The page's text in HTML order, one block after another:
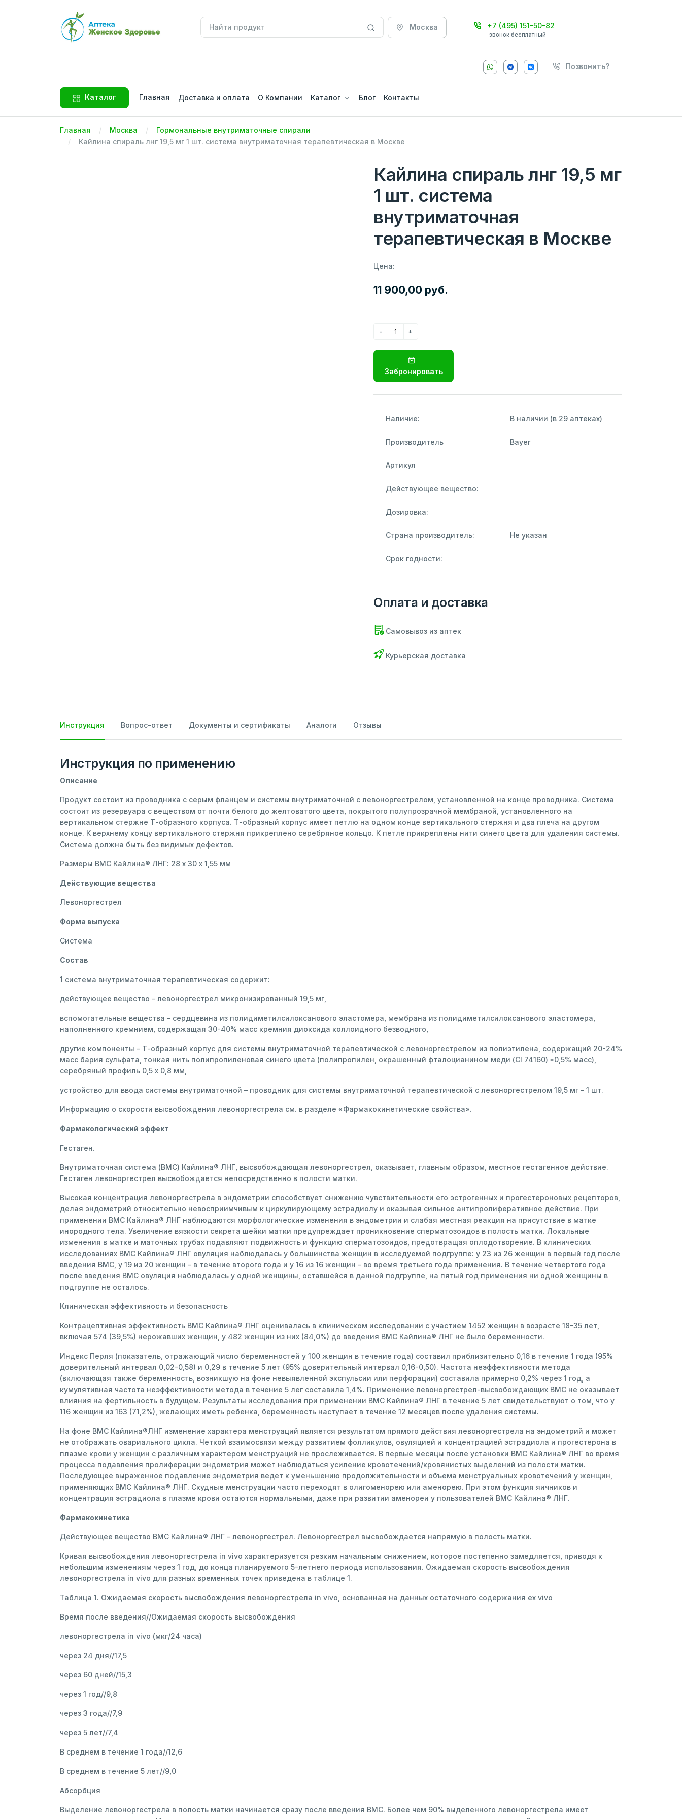
Москва +7 (495) 151-50-82
звонок бесплатный
Позвонить?
Каталог Главная Доставка и оплата О Компании Каталог Блог Контакты
Главная Москва
Гормональные внутриматочные спирали
Кайлина спираль лнг 19,5 мг 1 шт. система внутриматочная терапевтическая в Москве
Кайлина спираль лнг 19,5 мг
1 шт. система
внутриматочная
терапевтическая в Москве
Цена:
11 900,00 руб.
Забронировать
Наличие: В наличии (в 29 аптеках)
Производитель Bayer
Артикул
Действующее вещество:
Дозировка:
Страна производитель: Не указан
Срок годности:
Оплата и доставка
Самовывоз из аптек
Курьерская доставка
Инструкция Вопрос-ответ Документы и сертификаты Аналоги Отзывы
Инструкция по применению
Описание
Продукт состоит из проводника с серым фланцем и системы внутриматочной с левоноргестрелом, установленной на конце проводника. Система
состоит из резервуара с веществом от почти белого до желтоватого цвета, покрытого полупрозрачной мембраной, установленного на
вертикальном стержне Т-образного корпуса. Т-образный корпус имеет петлю на одном конце вертикального стержня и два плеча на другом
конце. К верхнему концу вертикального стержня прикреплено серебряное кольцо. К петле прикреплены нити синего цвета для удаления системы.
Система должна быть без видимых дефектов.
Размеры ВМС Кайлина® ЛНГ: 28 х 30 х 1,55 мм
Действующие вещества
Левоноргестрел
Форма выпуска
Система
Состав
1 система внутриматочная терапевтическая содержит:
действующее вещество – левоноргестрел микронизированный 19,5 мг,
вспомогательные вещества – сердцевина из полидиметилсилоксанового эластомера, мембрана из полидиметилсилоксанового эластомера,
наполненного кремнием, содержащая 30-40% масс кремния диоксида коллоидного безводного,
другие компоненты – Т-образный корпус для системы внутриматочной терапевтической с левоноргестрелом из полиэтилена, содержащий 20-24%
масс бария сульфата, тонкая нить полипропиленовая синего цвета (полипропилен, окрашенный фталоцианином меди (СI 74160) ≤0,5% масс),
серебряный профиль 0,5 х 0,8 мм,
устройство для ввода системы внутриматочной – проводник для системы внутриматочной терапевтической с левоноргестрелом 19,5 мг – 1 шт.
Информацию о скорости высвобождения левоноргестрела см. в разделе «Фармакокинетические свойства».
Фармакологический эффект
Гестаген.
Внутриматочная система (ВМС) Кайлина® ЛНГ, высвобождающая левоноргестрел, оказывает, главным образом, местное гестагенное действие.
Гестаген левоноргестрел высвобождается непосредственно в полости матки.
Высокая концентрация левоноргестрела в эндометрии способствует снижению чувствительности его эстрогенных и прогестероновых рецепторов,
делая эндометрий относительно невосприимчивым к циркулирующему эстрадиолу и оказывая сильное антипролиферативное действие. При
применении ВМС Кайлина® ЛНГ наблюдаются морфологические изменения в эндометрии и слабая местная реакция на присутствие в матке
инородного тела. Увеличение вязкости секрета шейки матки предупреждает проникновение сперматозоидов в полость матки. Локальные
изменения в матке и маточных трубах подавляют подвижность и функцию сперматозоидов, предотвращая оплодотворение. В клинических
исследованиях ВМС Кайлина® ЛНГ овуляция наблюдалась у большинства женщин в исследуемой подгруппе: у 23 из 26 женщин в первый год после
введения ВМС, у 19 из 20 женщин – в течение второго года и у 16 из 16 женщин – во время третьего года применения. В течение четвертого года
после введения ВМС овуляция наблюдалась у одной женщины, оставшейся в данной подгруппе, на пятый год применения ни одной женщины в
подгруппе не осталось.
Клиническая эффективность и безопасность
Контрацептивная эффективность ВМС Кайлина® ЛНГ оценивалась в клиническом исследовании с участием 1452 женщин в возрасте 18-35 лет,
включая 574 (39,5%) нерожавших женщин, у 482 женщин из них (84,0%) до введения ВМС Кайлина® ЛНГ не было беременности.
Индекс Перля (показатель, отражающий число беременностей у 100 женщин в течение года) составил приблизительно 0,16 в течение 1 года (95%
доверительный интервал 0,02-0,58) и 0,29 в течение 5 лет (95% доверительный интервал 0,16-0,50). Частота неэффективности метода
(включающая также беременность, возникшую на фоне невыявленной экспульсии или перфорации) составила примерно 0,2% через 1 год, а
кумулятивная частота неэффективности метода в течение 5 лег составила 1,4%. Применение левоноргестрел-высвобождающих ВМС не оказывает
влияния на фертильность в будущем. Результаты исследования при применении ВМС Кайлина® ЛНГ в течение 5 лет свидетельствуют о том, что у
116 женщин из 163 (71,2%), желающих иметь ребенка, беременность наступает в течение 12 месяцев после удаления системы.
На фоне ВМС Кайлина®ЛНГ изменение характера менструаций является результатом прямого действия левоноргестрела на эндометрий и может
не отображать овариального цикла. Четкой взаимосвязи между развитием фолликулов, овуляцией и концентрацией эстрадиола и прогестерона в
плазме крови у женщин с различным характером менструаций не прослеживается. В первые месяцы после установки ВМС Кайлина® ЛНГ во время
процесса подавления пролиферации эндометрия может наблюдаться усиление кровотечений/кровянистых выделений из полости матки.
Последующее выраженное подавление эндометрия ведет к уменьшению продолжительности и объема менструальных кровотечений у женщин,
применяющих ВМС Кайлина® ЛНГ. Скудные менструации часто переходят в олигоменорею или аменорею. При этом функция яичников и
концентрация эстрадиола в плазме крови остаются нормальными, даже при развитии аменореи у пользователей ВМС Кайлина® ЛНГ.
Фармакокинетика
Действующее вещество ВМС Кайлина® ЛНГ – левоноргестрел. Левоноргестрел высвобождается напрямую в полость матки.
Кривая высвобождения левоноргестрела in vivo характеризуется резким начальным снижением, которое постепенно замедляется, приводя к
небольшим изменениям через 1 год, до конца планируемого 5-летнего периода использования. Ожидаемая скорость высвобождения
левоноргестрела in vivo для разных временных точек приведена в таблице 1.
Таблица 1. Ожидаемая скорость высвобождения левоноргестрела in vivo, основанная на данных остаточного содержания ex vivo
Время после введения//Ожидаемая скорость высвобождения
левоноргестрела in vivo (мкг/24 часа)
через 24 дня//17,5
через 60 дней//15,3
через 1 год//9,8
через 3 года//7,9
через 5 лет//7,4
В среднем в течение 1 года//12,6
В среднем в течение 5 лет//9,0
Абсорбция
Выделение левоноргестрела в полость матки начинается сразу после введения ВМС. Более чем 90% выделенного левоноргестрела имеет